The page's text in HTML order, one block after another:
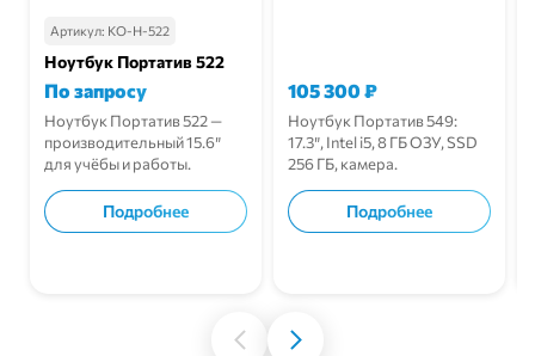
Артикул: КО-Н-522
Ноутбук Портатив 522
По запросу
Ноутбук Портатив 522 —
производительный 15.6″
для учёбы и работы.
Подробнее
105 300₽
Ноутбук Портатив 549:
17.3″, Intel i5, 8 ГБ ОЗУ, SSD
256 ГБ, камера.
Подробнее